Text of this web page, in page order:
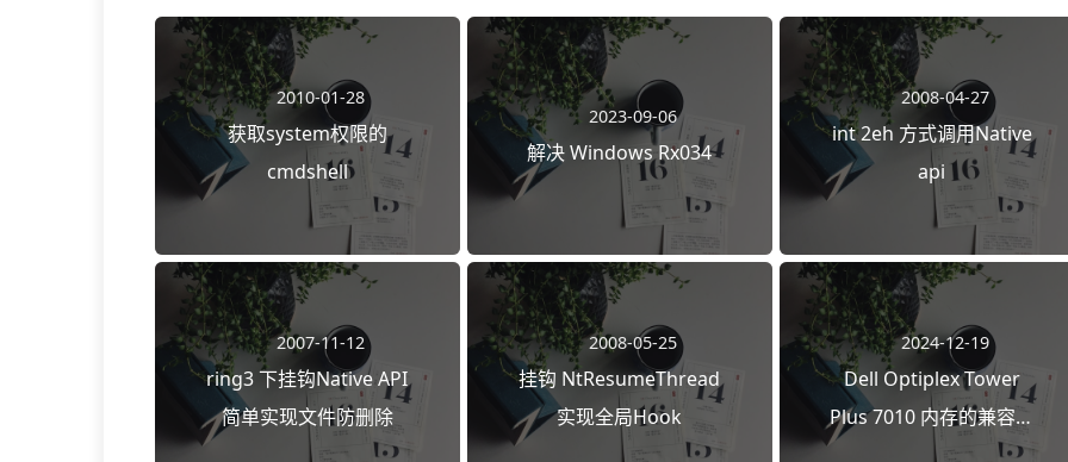
2010-01-28
获取system权限的
cmdshell
2023-09-06
解决 Windows Rx034
2008-04-27
int 2eh 方式调用Native
api
2007-11-12
ring3 下挂钩Native API
简单实现文件防删除
2008-05-25
挂钩 NtResumeThread
实现全局Hook
2024-12-19
Dell Optiplex Tower
Plus 7010 内存的兼容性
问题